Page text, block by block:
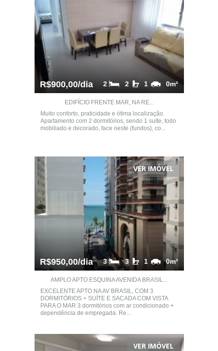
R$900,00/dia 0m²
1
2
2
EDIFÍCIO FRENTE MAR, NA RE...
Muito conforto, praticidade e ótima localização.
Apartamento com 2 dormitórios, sendo 1 suíte, todo
mobiliado e decorado, face oeste (fundos), co...
VER IMÓVEL
R$950,00/dia 0m²
1
3
3
AMPLO APTO ESQUINA AVENIDA BRASIL...
EXCELENTE APTO NA AV BRASIL, COM 3
DORMITÓRIOS + SUÍTE E SACADA COM VISTA
PARA O MAR 3 dormitórios com ar condicionado +
dependência de empregada. Re...
VER IMÓVEL